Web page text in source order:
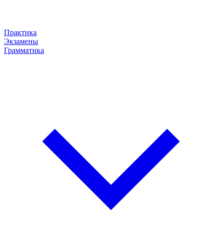
Практика
Экзамены
Грамматика